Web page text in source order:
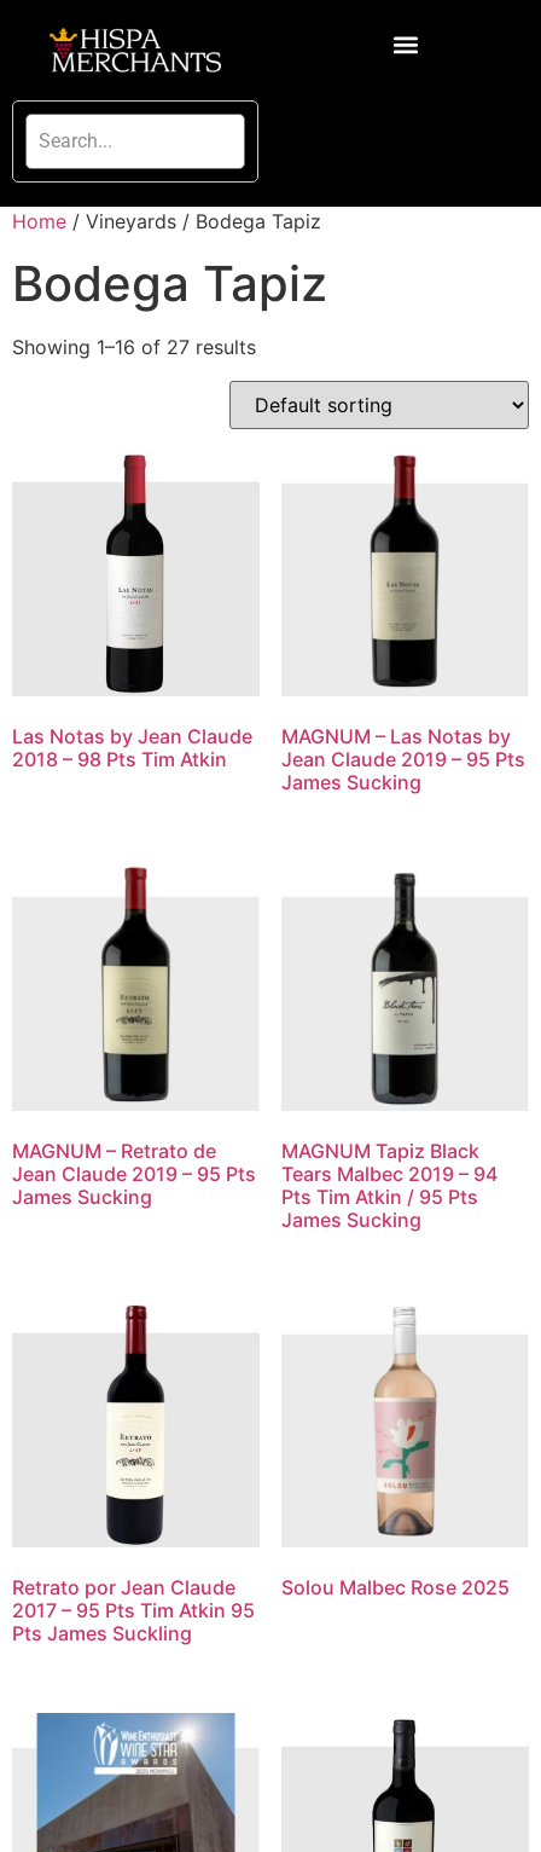
Home / Vineyards / Bodega Tapiz
Bodega Tapiz
Showing 1–16 of 27 results
Las Notas by Jean Claude
2018 – 98 Pts Tim Atkin
MAGNUM – Las Notas by
Jean Claude 2019 – 95 Pts
James Sucking
MAGNUM – Retrato de
Jean Claude 2019 – 95 Pts
James Sucking
MAGNUM Tapiz Black
Tears Malbec 2019 – 94
Pts Tim Atkin / 95 Pts
James Sucking
Retrato por Jean Claude
2017 – 95 Pts Tim Atkin 95
Pts James Suckling
Solou Malbec Rose 2025